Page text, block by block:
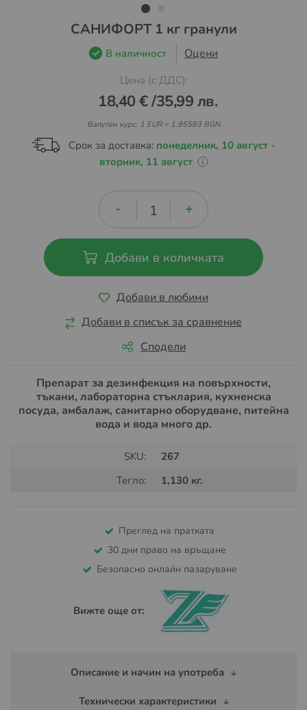
САНИФОРТ 1 кг гранули
В наличност Оцени
Цена (с ДДС):
18,40 €/35,99 лв.
Валутен курс: 1 EUR = 1.95583 BGN
Срок за доставка: понеделник, 10 август -
вторник, 11 август
Добави в количката
Добави в любими
Добави в списък за сравнение
Сподели
Препарат за дезинфекция на повърхности,
тъкани, лабораторна стъклария, кухненска
посуда, амбалаж, санитарно оборудване, питейна
вода и вода много др.
SKU:
267
Тегло:
1,130 кг.
Преглед на пратката
30 дни право на връщане
Безопасно онлайн пазаруване
Вижте още от:
Описание и начин на употреба
Технически характеристики